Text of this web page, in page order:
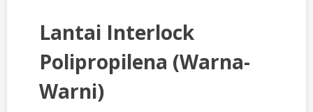
Lantai Interlock
Polipropilena (Warna-
Warni)